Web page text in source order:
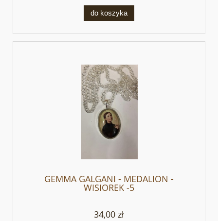
do koszyka
GEMMA GALGANI - MEDALION -
WISIOREK -5
34,00 zł